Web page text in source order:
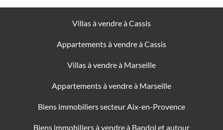
Villas à vendre à Cassis
Appartements à vendre à Cassis
Villas à vendre à Marseille
Appartements à vendre à Marseille
Biens immobiliers secteur Aix-en-Provence
Biens immobiliers à vendre à Bandol et autour